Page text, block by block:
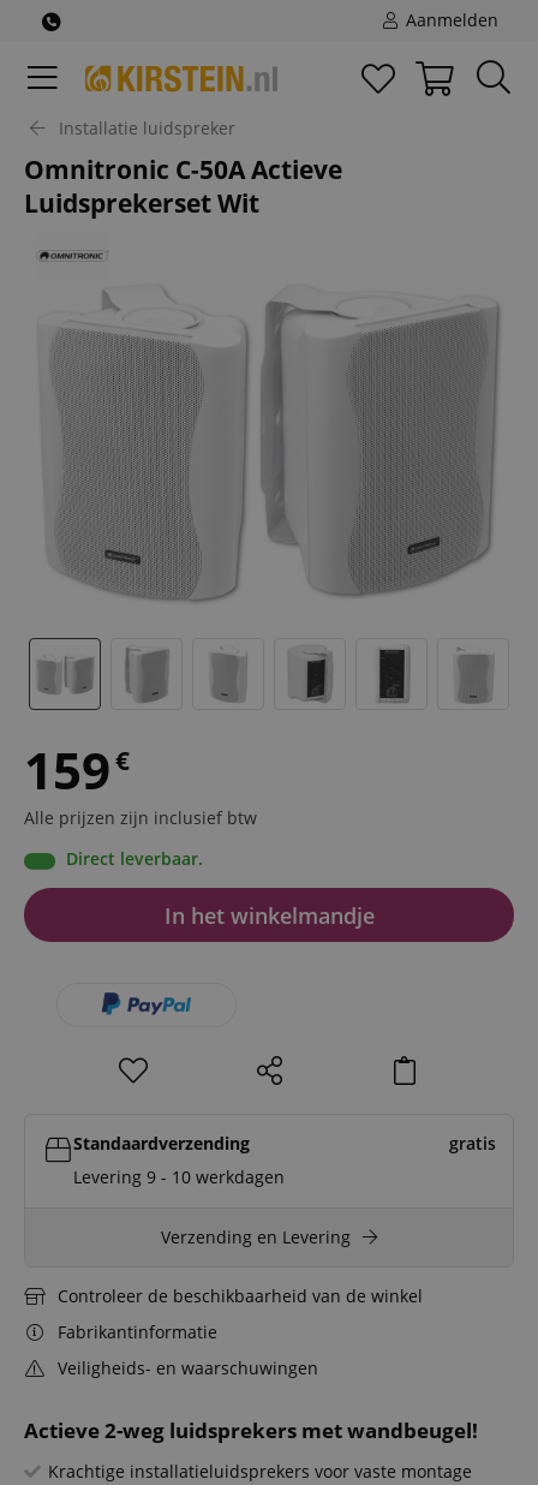
Aanmelden
Installatie luidspreker
Omnitronic C-50A Actieve
Luidsprekerset Wit
Actieve 2-weg luidsprekers met wandbeugel!
Krachtige installatieluidsprekers voor vaste montage
159€
Alle prijzen zijn inclusief btw
Direct leverbaar.
In het winkelmandje
Standaardverzending
gratis
Levering 9 - 10 werkdagen
Verzending en Levering
Controleer de beschikbaarheid van de winkel
Fabrikantinformatie
Veiligheids- en waarschuwingen